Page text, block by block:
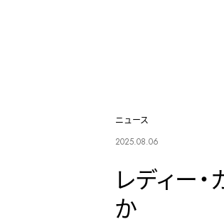
ニュース
2025.08.06
レディー
か